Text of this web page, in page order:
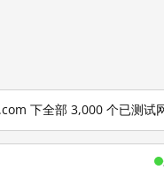
下全部 3,000 个已测试